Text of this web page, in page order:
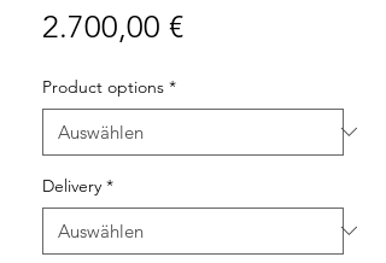
2.700,00 €Preis
Product options *
Delivery *